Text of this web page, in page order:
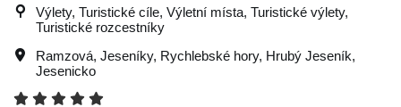
Výlety, Turistické cíle, Výletní místa, Turistické výlety,
Turistické rozcestníky
Ramzová, Jeseníky, Rychlebské hory, Hrubý Jeseník,
Jesenicko